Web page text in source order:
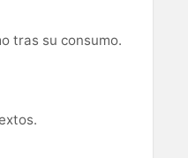
tras su consumo.